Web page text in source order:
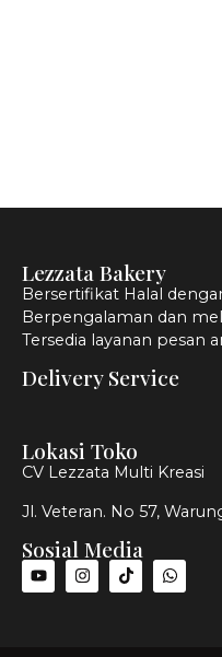
Lezzata Bakery
Bersertifikat Halal
Berpengalaman dan
Tersedia layanan pesan
Delivery Service
Lokasi Toko
CV Lezzata Multi Kreasi
Jl. Veteran. No 57,
Sosial Media